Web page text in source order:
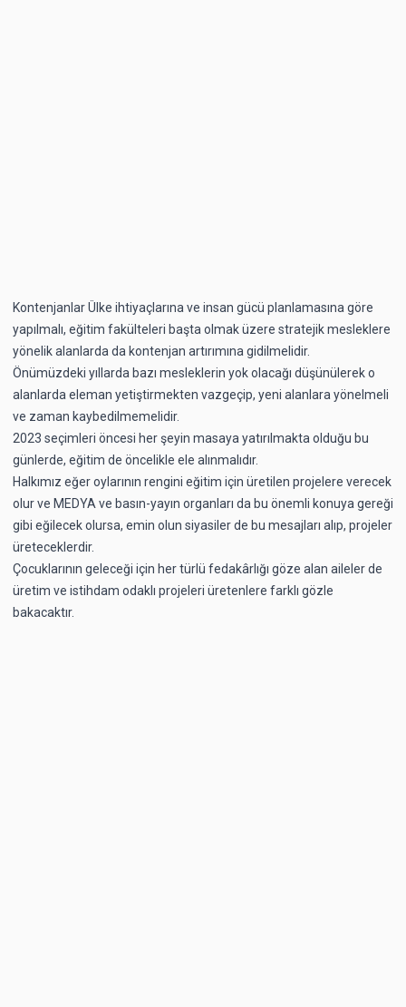
Kontenjanlar Ülke ihtiyaçlarına ve insan gücü planlamasına göre
yapılmalı, eğitim fakülteleri başta olmak üzere stratejik mesleklere
yönelik alanlarda da kontenjan artırımına gidilmelidir.
Önümüzdeki yıllarda bazı mesleklerin yok olacağı düşünülerek o
alanlarda eleman yetiştirmekten vazgeçip, yeni alanlara yönelmeli
ve zaman kaybedilmemelidir.
2023 seçimleri öncesi her şeyin masaya yatırılmakta olduğu bu
günlerde, eğitim de öncelikle ele alınmalıdır.
Halkımız eğer oylarının rengini eğitim için üretilen projelere verecek
olur ve MEDYA ve basın-yayın organları da bu önemli konuya gereği
gibi eğilecek olursa, emin olun siyasiler de bu mesajları alıp, projeler
üreteceklerdir.
Çocuklarının geleceği için her türlü fedakârlığı göze alan aileler de
üretim ve istihdam odaklı projeleri üretenlere farklı gözle
bakacaktır.